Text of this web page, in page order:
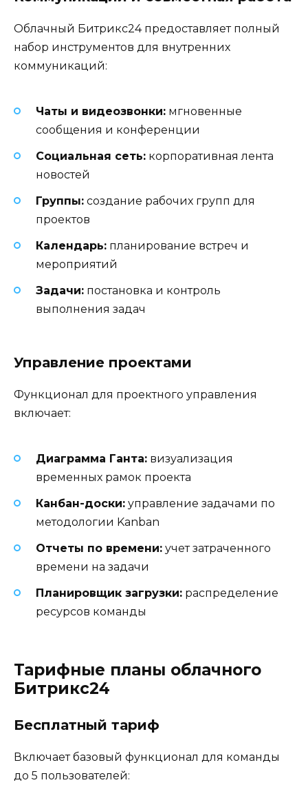
Облачный Битрикс24 предоставляет полный
набор инструментов для внутренних
коммуникаций:
Чаты и видеозвонки: мгновенные
сообщения и конференции
Социальная сеть: корпоративная лента
новостей
Группы: создание рабочих групп для
проектов
Календарь: планирование встреч и
мероприятий
Задачи: постановка и контроль
выполнения задач
Управление проектами
Функционал для проектного управления
включает:
Диаграмма Ганта: визуализация
временных рамок проекта
Канбан-доски: управление задачами по
методологии Kanban
Отчеты по времени: учет затраченного
времени на задачи
Планировщик загрузки: распределение
ресурсов команды
Тарифные планы облачного
Битрикс24
Бесплатный тариф
Включает базовый функционал для команды
до 5 пользователей: